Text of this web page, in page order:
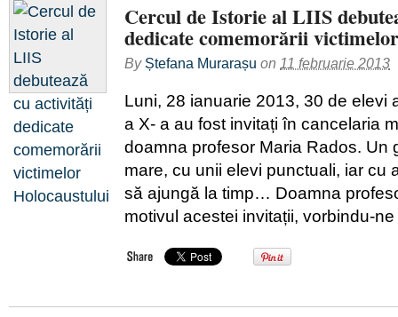
Cercul de Istorie al LIIS
dedicate comemorării
By Ștefana Murarașu on 11 februarie 2013
Luni, 28 ianuarie 2013, 30 de elevi
a X- a au fost invitați în cancelaria
doamna profesor Maria Rados. Un
mare, cu unii elevi punctuali, iar cu
să ajungă la timp… Doamna
motivul acestei invitații, vorbindu-